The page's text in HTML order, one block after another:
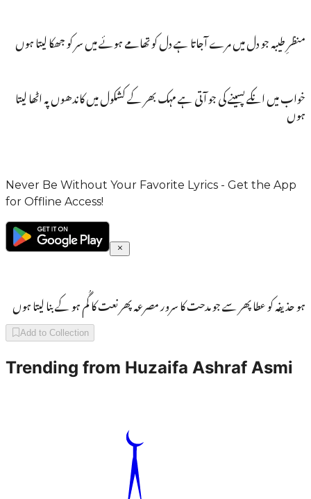
منظرِ طیبہ جو دل میں مرے آجاتا ہے دل کو تھامے ہوئے میں سر کو جھکا لیتا ہوں
خواب میں انکے پسینے کی جو آتی ہے مہک بھر کے کشکول میں کاندھوں پہ اٹھا لیتا
ہوں
Never Be Without Your Favorite Lyrics - Get the App
for Offline Access!
ہو حذیفہ کو عطا پھر سے جو مدحت کا سرور مصرعہ پھر نعت کا گُم ہو کے بنا لیتا ہوں
Add to Collection
Trending from Huzaifa Ashraf Asmi